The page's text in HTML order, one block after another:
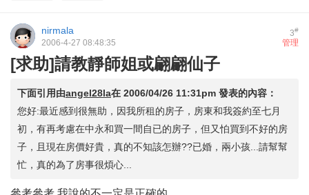
3#
nirmala
管理
2006-4-27 08:48:35
[求助]請教靜師姐或翩翩仙子
下面引用由angel28la在 2006/04/26 11:31pm 發表的內容：
您好:最近感到很無助，因我所租的房子，房東和我簽約至七月
初，有再考慮在中永和買一間自已的房子，但又怕買到不好的房
子，且現在房價好貴，真的不知該怎辦??已婚，兩小孩...請幫幫
忙，真的為了房事很煩心...